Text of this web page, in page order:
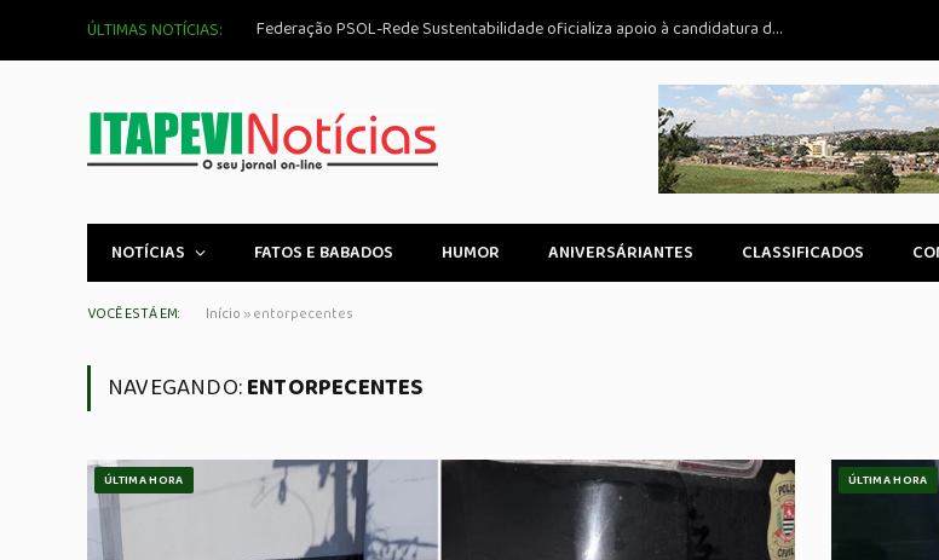
ÚLTIMAS NOTÍCIAS: Federação PSOL-Rede Sustentabilidade oficializa apoio à candidatura de Lula à reeleição
NOTÍCIAS FATOS E BABADOS HUMOR ANIVERSÁRIANTES CLASSIFICADOS
VOCÊ ESTÁ EM: Início »entorpecentes
NAVEGANDO:ENTORPECENTES
ÚLTIMA HORA ÚLTIMA HORA